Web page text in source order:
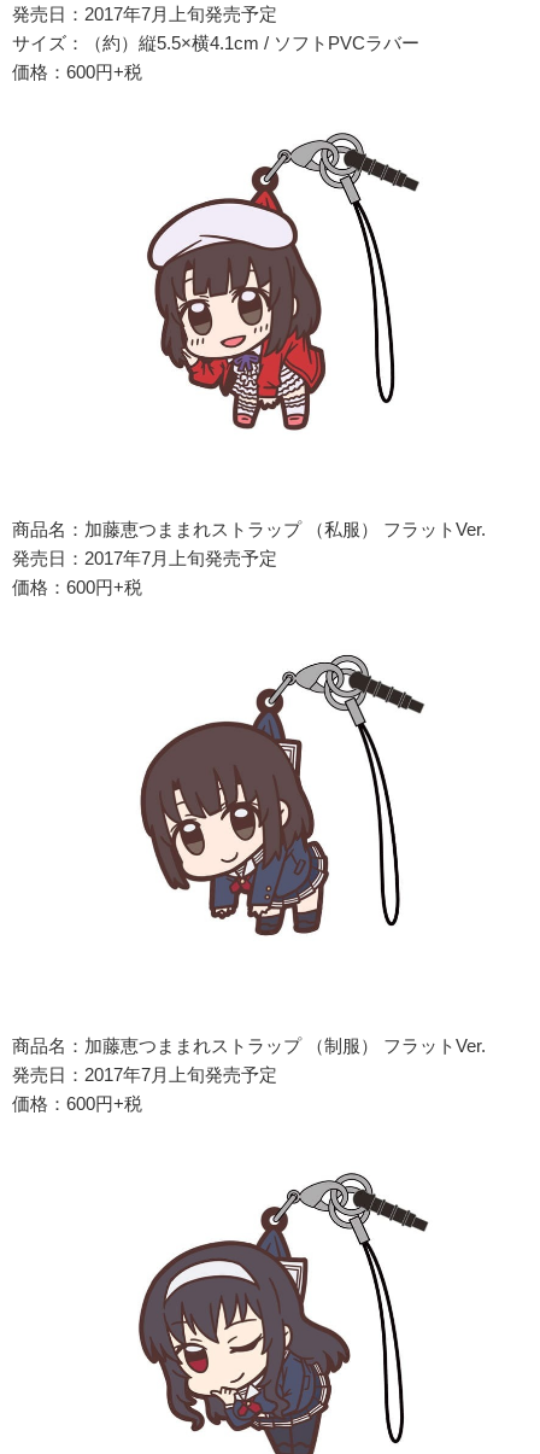
発売日：2017年7月上旬発売予定
サイズ：（約）縦5.5×横4.1cm / ソフトPVCラバー
価格：600円+税
商品名：加藤恵つままれストラップ （私服） フラットVer.
発売日：2017年7月上旬発売予定
価格：600円+税
商品名：加藤恵つままれストラップ （制服） フラットVer.
発売日：2017年7月上旬発売予定
価格：600円+税